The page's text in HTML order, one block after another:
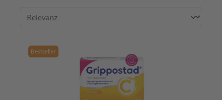
Bestseller